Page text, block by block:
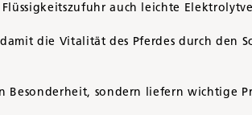
auch leichte
die Vitalität des Pferdes durch
sondern liefern wichtige